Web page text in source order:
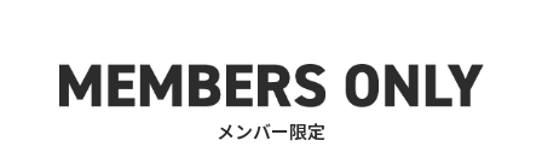
メンバー限定